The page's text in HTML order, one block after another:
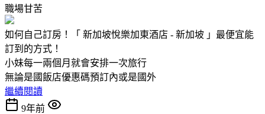
職場甘苦
如何自己訂房！「 新加坡悅樂加東酒店 - 新加坡 」最便宜能
訂到的方式！
小妹每一兩個月就會安排一次旅行
無論是國飯店優惠碼預訂內或是國外
繼續閱讀
9年前